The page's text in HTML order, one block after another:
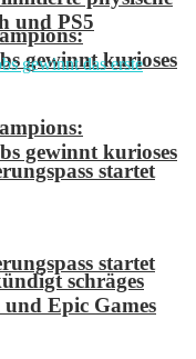
gewinnt kurioses
startet
schräges
Epic Games
und PS5
gewinnt kurioses
startet